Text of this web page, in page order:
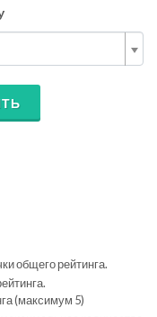
общего рейтинга.
(максимум 5)